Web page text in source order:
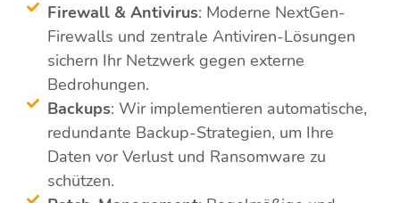
Firewall & Antivirus: Moderne NextGen-
Firewalls und zentrale Antiviren-Lösungen
sichern Ihr Netzwerk gegen externe
Bedrohungen.
Backups: Wir implementieren automatische,
redundante Backup-Strategien, um Ihre
Daten vor Verlust und Ransomware zu
schützen.